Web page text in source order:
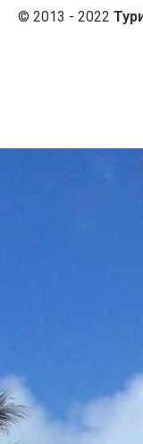
© 2013 - 2022